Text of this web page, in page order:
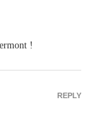
!
REPLY